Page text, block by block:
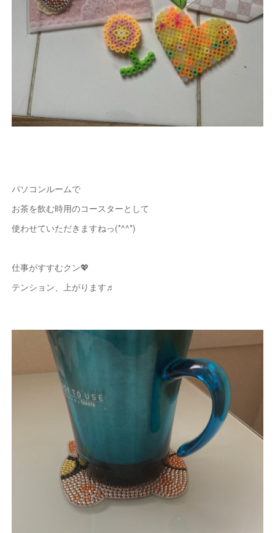
パソコンルームで
お茶を飲む時用のコースターとして
使わせていただきますねっ(*^^*)
仕事がすすむクン💖
テンション、上がります♬